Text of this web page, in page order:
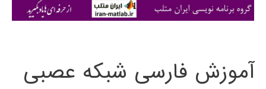
ی
آموزش فارسی شبکه عصبی